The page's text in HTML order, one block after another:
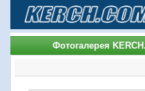
Фотогалерея